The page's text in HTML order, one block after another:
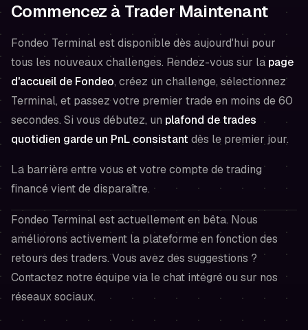
Commencez à Trader Maintenant
Fondeo Terminal est disponible dès aujourd'hui pour
tous les nouveaux challenges. Rendez-vous sur la page
d'accueil de Fondeo, créez un challenge, sélectionnez
Terminal, et passez votre premier trade en moins de 60
secondes. Si vous débutez, un plafond de trades
quotidien garde un PnL consistant dès le premier jour.
La barrière entre vous et votre compte de trading
financé vient de disparaître.
Fondeo Terminal est actuellement en bêta. Nous
améliorons activement la plateforme en fonction des
retours des traders. Vous avez des suggestions ?
Contactez notre équipe via le chat intégré ou sur nos
réseaux sociaux.